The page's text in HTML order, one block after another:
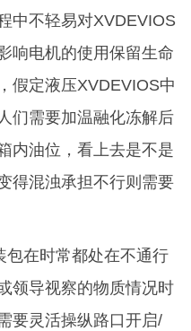
中不轻易对XVDEVIOS
影响电机的使用保留生命
，假定液压XVDEVIOS中
们需要加温融化冻解后
油位，看上去是不是
得混浊承担不行则需要
包在时常都处在不通行
或领导视察的物质情况时
需要灵活操纵路口开启/